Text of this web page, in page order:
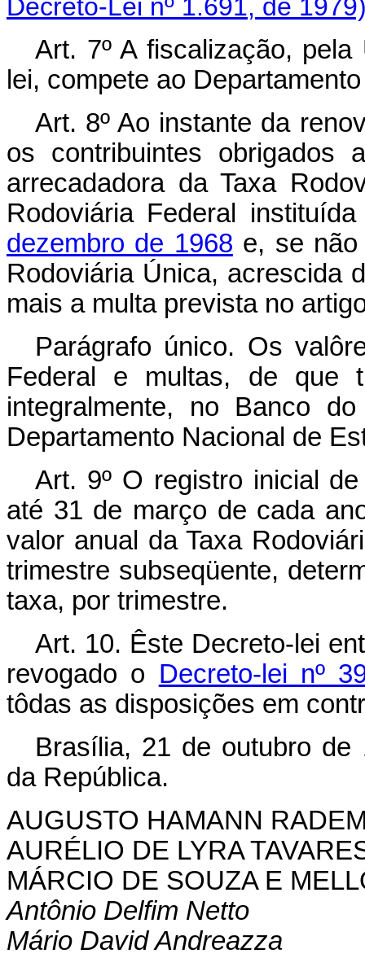
Decreto-Lei nº 1.691, de
Art. 7º A fiscalização,
lei, compete ao
Art. 8º Ao instante da
os contribuintes obrigados
arrecadadora da Taxa
Rodoviária Federal
dezembro de 1968 e, se não
Rodoviária Única, acrescida
mais a multa prevista no
Parágrafo único. Os
Federal e multas, de que
integralmente, no Banco
Departamento Nacional de
Art. 9º O registro inicial
até 31 de março de cada
valor anual da Taxa
trimestre subseqüente,
taxa, por trimestre.
Art. 10. Êste Decreto-lei
revogado o Decreto-lei nº
tôdas as disposições em
Brasília, 21 de outubro de
da República.
AUGUSTO HAMANN
AURÉLIO DE LYRA
MÁRCIO DE SOUZA E
Antônio Delfim Netto
Mário David Andreazza